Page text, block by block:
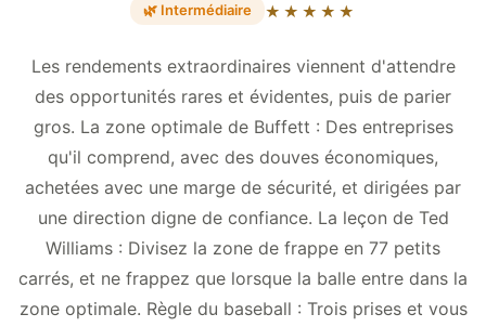
🌿 Intermédiaire ★★★★★
Les rendements extraordinaires viennent d'attendre
des opportunités rares et évidentes, puis de parier
gros. La zone optimale de Buffett : Des entreprises
qu'il comprend, avec des douves économiques,
achetées avec une marge de sécurité, et dirigées par
une direction digne de confiance. La leçon de Ted
Williams : Divisez la zone de frappe en 77 petits
carrés, et ne frappez que lorsque la balle entre dans la
zone optimale. Règle du baseball : Trois prises et vous